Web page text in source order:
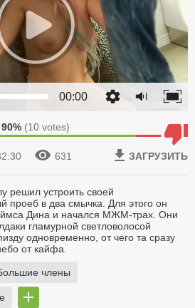
00:00
90% (10 votes)
631 ЗАГРУЗИТЬ
решил устроить своей
проеб в два смычка. Для этого он
Дина и начался МЖМ-трах. Они
гламурной светловолосой
одновременно, от чего та сразу
от кайфа.
члены